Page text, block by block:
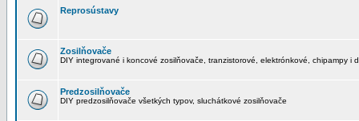
Reprosústavy
Zosilňovače
DIY integrované i koncové zosilňovače, tranzistorové, elektrónkové, chipampy i
Predzosilňovače
DIY predzosilňovače všetkých typov, sluchátkové zosilňovače